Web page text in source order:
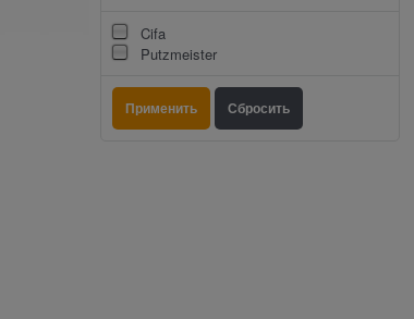
Cifa
Putzmeister